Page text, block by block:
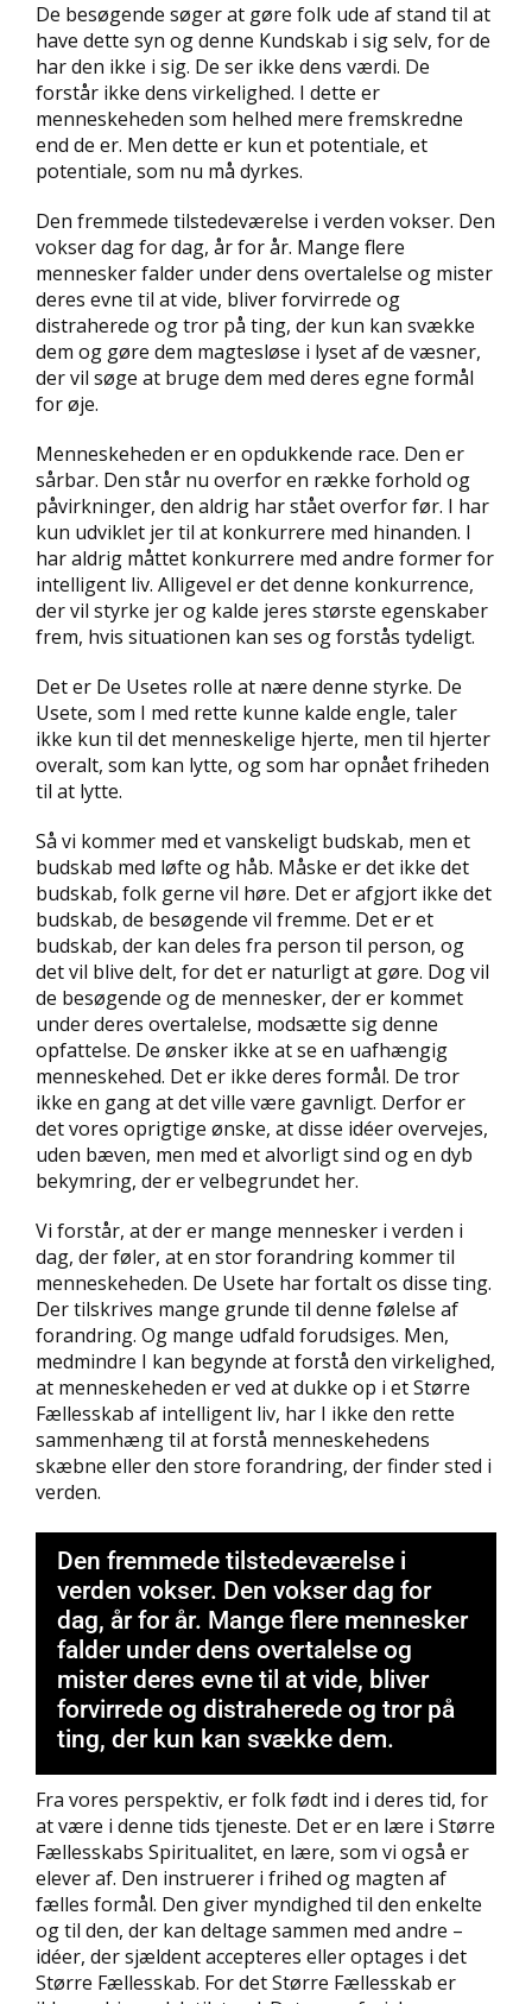
De besøgende søger at gøre folk ude af stand til at
have dette syn og denne Kundskab i sig selv, for de
har den ikke i sig. De ser ikke dens værdi. De
forstår ikke dens virkelighed. I dette er
menneskeheden som helhed mere fremskredne
end de er. Men dette er kun et potentiale, et
potentiale, som nu må dyrkes.
Den fremmede tilstedeværelse i verden vokser. Den
vokser dag for dag, år for år. Mange flere
mennesker falder under dens overtalelse og mister
deres evne til at vide, bliver forvirrede og
distraherede og tror på ting, der kun kan svække
dem og gøre dem magtesløse i lyset af de væsner,
der vil søge at bruge dem med deres egne formål
for øje.
Menneskeheden er en opdukkende race. Den er
sårbar. Den står nu overfor en række forhold og
påvirkninger, den aldrig har stået overfor før. I har
kun udviklet jer til at konkurrere med hinanden. I
har aldrig måttet konkurrere med andre former for
intelligent liv. Alligevel er det denne konkurrence,
der vil styrke jer og kalde jeres største egenskaber
frem, hvis situationen kan ses og forstås tydeligt.
Det er De Usetes rolle at nære denne styrke. De
Usete, som I med rette kunne kalde engle, taler
ikke kun til det menneskelige hjerte, men til hjerter
overalt, som kan lytte, og som har opnået friheden
til at lytte.
Så vi kommer med et vanskeligt budskab, men et
budskab med løfte og håb. Måske er det ikke det
budskab, folk gerne vil høre. Det er afgjort ikke det
budskab, de besøgende vil fremme. Det er et
budskab, der kan deles fra person til person, og
det vil blive delt, for det er naturligt at gøre. Dog vil
de besøgende og de mennesker, der er kommet
under deres overtalelse, modsætte sig denne
opfattelse. De ønsker ikke at se en uafhængig
menneskehed. Det er ikke deres formål. De tror
ikke en gang at det ville være gavnligt. Derfor er
det vores oprigtige ønske, at disse idéer overvejes,
uden bæven, men med et alvorligt sind og en dyb
bekymring, der er velbegrundet her.
Vi forstår, at der er mange mennesker i verden i
dag, der føler, at en stor forandring kommer til
menneskeheden. De Usete har fortalt os disse ting.
Der tilskrives mange grunde til denne følelse af
forandring. Og mange udfald forudsiges. Men,
medmindre I kan begynde at forstå den virkelighed,
at menneskeheden er ved at dukke op i et Større
Fællesskab af intelligent liv, har I ikke den rette
sammenhæng til at forstå menneskehedens
skæbne eller den store forandring, der finder sted i
verden.
Den fremmede tilstedeværelse i
verden vokser. Den vokser dag for
dag, år for år. Mange flere mennesker
falder under dens overtalelse og
mister deres evne til at vide, bliver
forvirrede og distraherede og tror på
ting, der kun kan svække dem.
Fra vores perspektiv, er folk født ind i deres tid, for
at være i denne tids tjeneste. Det er en lære i Større
Fællesskabs Spiritualitet, en lære, som vi også er
elever af. Den instruerer i frihed og magten af
fælles formål. Den giver myndighed til den enkelte
og til den, der kan deltage sammen med andre –
idéer, der sjældent accepteres eller optages i det
Større Fællesskab. For det Større Fællesskab er